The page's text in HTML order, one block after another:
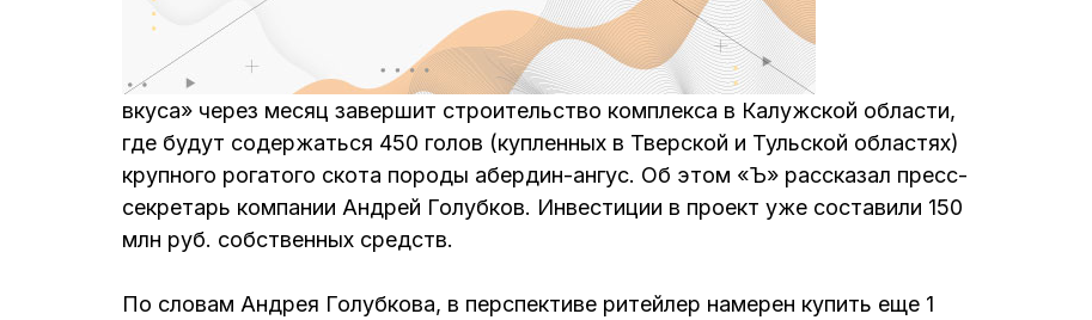
вкуса» через месяц завершит строительство комплекса в Калужской области,
где будут содержаться 450 голов (купленных в Тверской и Тульской областях)
крупного рогатого скота породы абердин-ангус. Об этом «Ъ» рассказал пресс-
секретарь компании Андрей Голубков. Инвестиции в проект уже составили 150
млн руб. собственных средств.
По словам Андрея Голубкова, в перспективе ритейлер намерен купить еще 1